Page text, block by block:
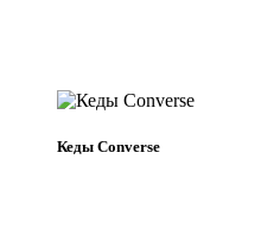
Кеды Converse